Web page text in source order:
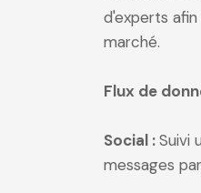
d'experts
marché.
Flux de
Social :Suivi
messages